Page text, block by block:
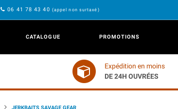
06 41 78 43 40 (appel non surtaxé)
CATALOGUE PROMOTIONS
Expédition en moins
DE 24H OUVRÉES